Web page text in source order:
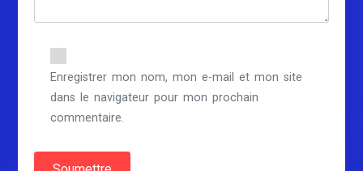
Enregistrer mon nom, mon e-mail et mon site
dans le navigateur pour mon prochain
commentaire.